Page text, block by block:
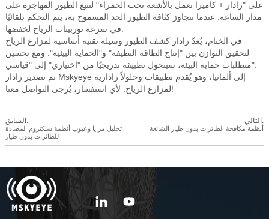
على "رادار + كاميرا تعمل بالأشعة تحت الحمراء" لتتبع الطيور المهاجرة على
مدار الساعة. عندما تتجاوز كثافة الطيور الحد المسموح به، يتم التحكم تلقائيًا
في سرعة توربينات الرياح لخفضها.
في الختام، يُعدّ رادار كشف الطيور وسيلة تقنية أساسية لمزارع الرياح
لتحقيق التوازن بين "إنتاج الطاقة النظيفة" و"الحماية البيئية". ومع تحسين
متطلبات حماية البيئة، سيتحول تطبيقه تدريجيًا من "اختياري" إلى "قياسي".
تم تصدير رادار Mskyeye إلى ألمانيا، وهو يُقدم تطبيقات وحلولاً رادارية
لمزارع الرياح. لأي استفسار، يُرجى التواصل معنا!
السابق:
تحليل مزايا وعيوب أنظمة سبكتروم المضادة
للطائرات بدون طيار
التالي:
أنظمة مكافحة الطائرات بدون طيار الشائعة